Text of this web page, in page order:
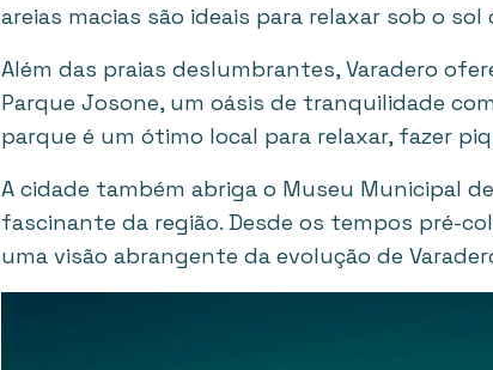
areias macias são ideais para relaxar sob o sol
Além das praias deslumbrantes, Varadero
Parque Josone, um oásis de tranquilidade
parque é um ótimo local para relaxar, fazer
A cidade também abriga o Museu Municipal
fascinante da região. Desde os tempos pré-
uma visão abrangente da evolução de